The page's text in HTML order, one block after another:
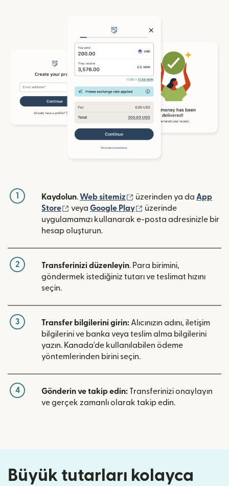
1 Kaydolun.Web sitemiz (yeni pencerede açılır)
üzerinden ya da App
Store
(yeni pencerede açılır)
veya Google Play (yeni pencerede açılır)
üzerinde
uygulamamızı kullanarak e-posta adresinizle bir
hesap oluşturun.
2 Transferinizi düzenleyin. Para birimini,
göndermek istediğiniz tutarı ve teslimat hızını
seçin.
3 Transfer bilgilerini girin: Alıcınızın adını, iletişim
bilgilerini ve banka veya teslim alma bilgilerini
yazın. Kanada'de kullanılabilen ödeme
yöntemlerinden birini seçin.
4 Gönderin ve takip edin: Transferinizi onaylayın
ve gerçek zamanlı olarak takip edin.
Büyük tutarları kolayca